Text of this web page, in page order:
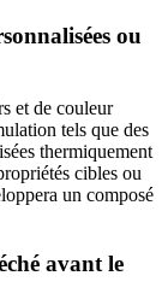
ou
et de couleur
tels que des
thermiquement
cibles ou
un composé
avant le